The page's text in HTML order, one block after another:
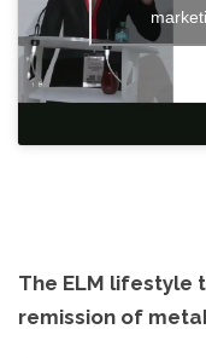
The ELM
remission of